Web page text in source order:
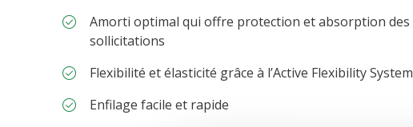
Amorti optimal qui offre protection et absorption des
sollicitations
Flexibilité et élasticité grâce à l’Active Flexibility System
Enfilage facile et rapide